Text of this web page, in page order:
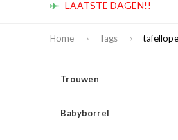
LAATSTE DAGEN!!
Home Tags
Trouwen
Babyborrel